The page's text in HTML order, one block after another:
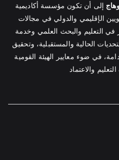
إلى أن تكون مؤسسة أكاديمية
الإقليمي والدولي في مجالات
في التعليم والبحث العلمي وخدمة
الحالية والمستقبلية، وتحقيق
في ضوء معايير الهيئة القومية